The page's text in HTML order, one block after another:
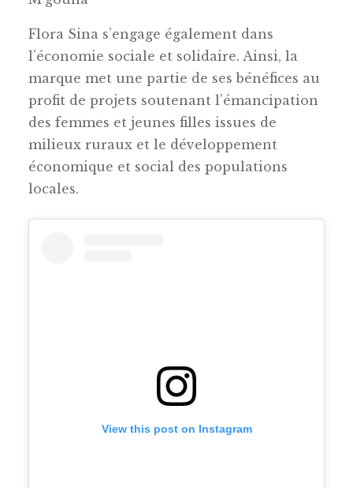
Flora Sina s’engage également dans
l’économie sociale et solidaire. Ainsi, la
marque met une partie de ses bénéfices au
profit de projets soutenant l’émancipation
des femmes et jeunes filles issues de
milieux ruraux et le développement
économique et social des populations
locales.
View this post on Instagram